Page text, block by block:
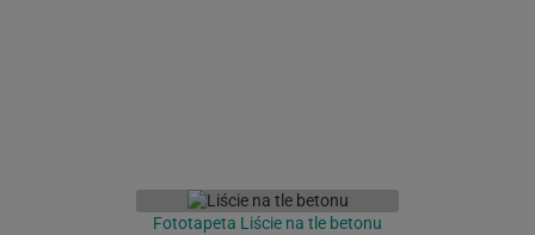
Fototapeta Liście na tle betonu